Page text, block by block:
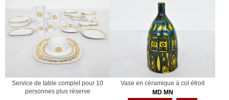
Service de table complet pour 10
personnes plus réserve
Vase en céramique à col étroit
MD MN